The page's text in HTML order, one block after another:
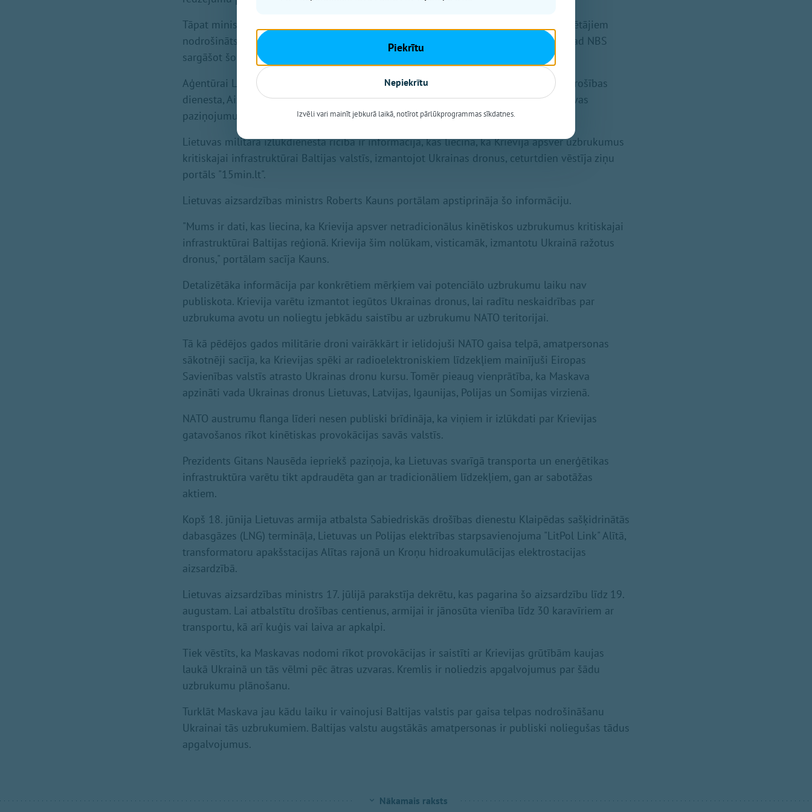
Tāpat ministrs norādīja, ka atbalsts lidostai un citiem kritiskās infrastruktūras uzturētājiem
nodrošināts ne tikai caur dažādiem plāniem, bet arī mācībām un, ja nepieciešams, tad NBS
sargāšot šo kritisko infrastruktūru pastiprinātā režīmā.
Aģentūrai LETA patlaban nav izdevies iegūt Satversmes aizsardzības biroja, Valsts drošības
dienesta, Aizsardzības ministrijas un Nacionālo bruņoto spēku komentāru par Lietuvas
paziņojumu.
Lietuvas militārā izlūkdienesta rīcībā ir informācija, kas liecina, ka Krievija apsver uzbrukumus
kritiskajai infrastruktūrai Baltijas valstīs, izmantojot Ukrainas dronus, ceturtdien vēstīja ziņu
portāls "15min.lt".
Lietuvas aizsardzības ministrs Roberts Kauns portālam apstiprināja šo informāciju.
"Mums ir dati, kas liecina, ka Krievija apsver netradicionālus kinētiskos uzbrukumus kritiskajai
infrastruktūrai Baltijas reģionā. Krievija šim nolūkam, visticamāk, izmantotu Ukrainā ražotus
dronus," portālam sacīja Kauns.
Detalizētāka informācija par konkrētiem mērķiem vai potenciālo uzbrukumu laiku nav
publiskota. Krievija varētu izmantot iegūtos Ukrainas dronus, lai radītu neskaidrības par
uzbrukuma avotu un noliegtu jebkādu saistību ar uzbrukumu NATO teritorijai.
Tā kā pēdējos gados militārie droni vairākkārt ir ielidojuši NATO gaisa telpā, amatpersonas
sākotnēji sacīja, ka Krievijas spēki ar radioelektroniskiem līdzekļiem mainījuši Eiropas
Savienības valstīs atrasto Ukrainas dronu kursu. Tomēr pieaug vienprātība, ka Maskava
apzināti vada Ukrainas dronus Lietuvas, Latvijas, Igaunijas, Polijas un Somijas virzienā.
NATO austrumu flanga līderi nesen publiski brīdināja, ka viņiem ir izlūkdati par Krievijas
gatavošanos rīkot kinētiskas provokācijas savās valstīs.
Prezidents Gitans Nausēda iepriekš paziņoja, ka Lietuvas svarīgā transporta un enerģētikas
infrastruktūra varētu tikt apdraudēta gan ar tradicionāliem līdzekļiem, gan ar sabotāžas
aktiem.
Kopš 18. jūnija Lietuvas armija atbalsta Sabiedriskās drošības dienestu Klaipēdas sašķidrinātās
dabasgāzes (LNG) termināļa, Lietuvas un Polijas elektrības starpsavienojuma "LitPol Link" Alītā,
transformatoru apakšstacijas Alītas rajonā un Kroņu hidroakumulācijas elektrostacijas
aizsardzībā.
Lietuvas aizsardzības ministrs 17. jūlijā parakstīja dekrētu, kas pagarina šo aizsardzību līdz 19.
augustam. Lai atbalstītu drošības centienus, armijai ir jānosūta vienība līdz 30 karavīriem ar
transportu, kā arī kuģis vai laiva ar apkalpi.
Tiek vēstīts, ka Maskavas nodomi rīkot provokācijas ir saistīti ar Krievijas grūtībām kaujas
laukā Ukrainā un tās vēlmi pēc ātras uzvaras. Kremlis ir noliedzis apgalvojumus par šādu
uzbrukumu plānošanu.
Turklāt Maskava jau kādu laiku ir vainojusi Baltijas valstis par gaisa telpas nodrošināšanu
Ukrainai tās uzbrukumiem. Baltijas valstu augstākās amatpersonas ir publiski noliegušas tādus
apgalvojumus.
Nākamais raksts
Piekrītu
Nepiekrītu
Izvēli vari mainīt jebkurā laikā, notīrot pārlūkprogrammas sīkdatnes.